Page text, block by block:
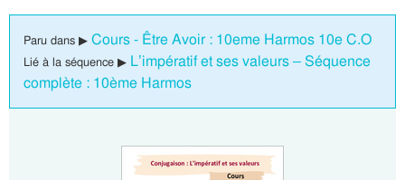
Paru dans ▶ Cours - Être Avoir : 10eme Harmos 10e C.O
Lié à la séquence ▶ L’impératif et ses valeurs – Séquence
complète : 10ème Harmos